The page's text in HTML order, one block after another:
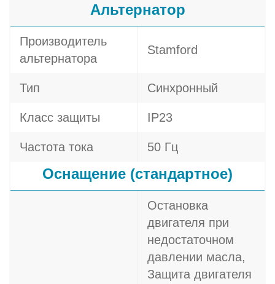
Альтернатор
Производитель
альтернатора
Stamford
Тип Синхронный
Класс защиты IP23
Частота тока 50 Гц
Оснащение (стандартное)
Остановка
двигателя при
недостаточном
давлении масла,
Защита двигателя